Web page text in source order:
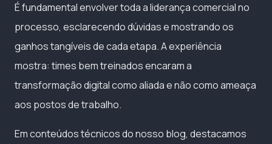
É fundamental envolver toda a liderança comercial no
processo, esclarecendo dúvidas e mostrando os
ganhos tangíveis de cada etapa. A experiência
mostra: times bem treinados encaram a
transformação digital como aliada e não como ameaça
aos postos de trabalho.
Em conteúdos técnicos do nosso blog, destacamos